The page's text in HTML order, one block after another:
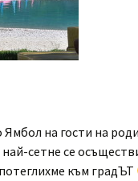
Ямбол на гости на
сетне се
към градЪТ